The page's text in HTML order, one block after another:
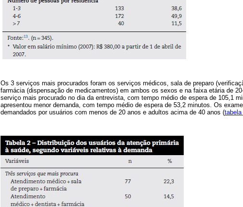
Os 3 serviços mais procurados foram os serviços médicos, sala de preparo
farmácia (dispensação de medicamentos) em ambos os sexos e na faixa etária de
serviço mais procurado no dia da entrevista, com tempo médio de espera de 105,1
apresentou menor demanda, com tempo médio de espera de 53,2 minutos. Os
demandados por usuários com menos de 20 anos e adultos acima de 40 anos (tabela